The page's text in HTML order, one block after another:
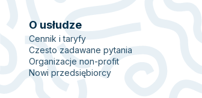
O usłudze
Cennik i taryfy
Czesto zadawane pytania
Organizacje non-profit
Nowi przedsiębiorcy